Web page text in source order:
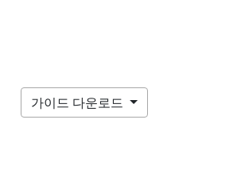
가이드 다운로드